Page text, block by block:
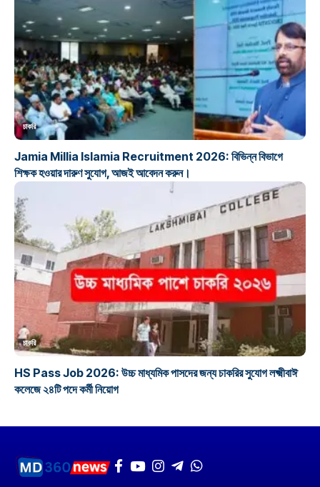
চাকরি
Jamia Millia Islamia Recruitment 2026: বিভিন্ন বিভাগে
শিক্ষক হওয়ার দারুণ সুযোগ, আজই আবেদন করুন।
চাকরি
HS Pass Job 2026: উচ্চ মাধ্যমিক পাসদের জন্য চাকরির সুযোগ লক্ষ্মীবাঈ
কলেজে ২৪টি পদে কর্মী নিয়োগ